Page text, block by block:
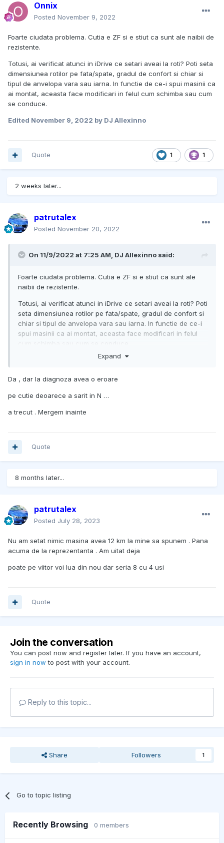
Onnix
Posted November 9, 2022
Foarte ciudata problema. Cutia e ZF si e stiut ca sunt ale naibii de
rezistente.
Totusi, ai verificat atunci in iDrive ce setari aveai la roti? Poti seta
dimensiunea rotilor pe fata/spate, gradul de confort si chiar si
tipul de anvelopa vara sau iarna. In functie de ce-i spui masinii ca
ai montat, aceasta face modificari in felul cum schimba sau cum
se conduce.
Edited November 9, 2022 by DJ Allexinno
1 1
Quote
2 weeks later...
patrutalex
Posted November 20, 2022
On 11/9/2022 at 7:25 AM, DJ Allexinno said:
Foarte ciudata problema. Cutia e ZF si e stiut ca sunt ale
naibii de rezistente.
Totusi, ai verificat atunci in iDrive ce setari aveai la roti? Poti
seta dimensiunea rotilor pe fata/spate, gradul de confort si
chiar si tipul de anvelopa vara sau iarna. In functie de ce-i
spui masinii ca ai montat, aceasta face modificari in felul
cum schimba sau cum se conduce.
Expand
Da , dar la diagnoza avea o eroare
pe cutie deoarece a sarit in N …
a trecut . Mergem inainte
Quote
8 months later...
patrutalex
Posted July 28, 2023
Nu am setat nimic masina avea 12 km la mine sa spunem . Pana
acuma de la reprezentanta . Am uitat deja
poate pe viitor voi lua din nou dar seria 8 cu 4 usi
Quote
Join the conversation
You can post now and register later. If you have an account,
sign in now to post with your account.
Reply to this topic...
Share Followers 1
Go to topic listing
Recently Browsing 0 members